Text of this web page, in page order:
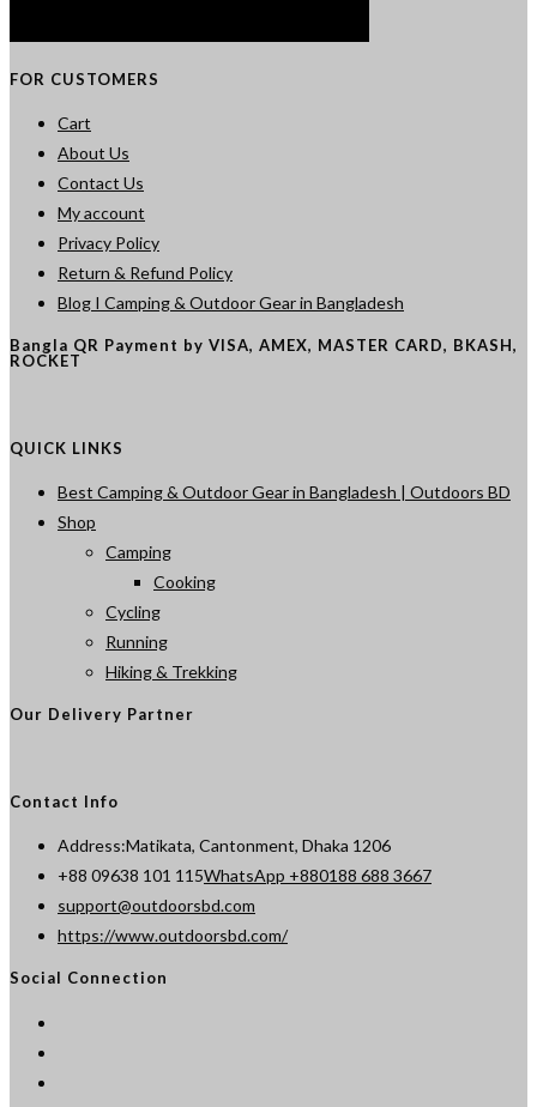
FOR CUSTOMERS
Cart
About Us
Contact Us
My account
Privacy Policy
Return & Refund Policy
Blog I Camping & Outdoor Gear in Bangladesh
Bangla QR Payment by VISA, AMEX, MASTER CARD, BKASH,
ROCKET
QUICK LINKS
Best Camping & Outdoor Gear in Bangladesh | Outdoors BD
Shop
Camping
Cooking
Cycling
Running
Hiking & Trekking
Our Delivery Partner
Contact Info
Address:Matikata, Cantonment, Dhaka 1206
+88 09638 101 115WhatsApp +880188 688 3667Opens
support@outdoorsbd.com
in
https://www.outdoorsbd.com/
Social Connection